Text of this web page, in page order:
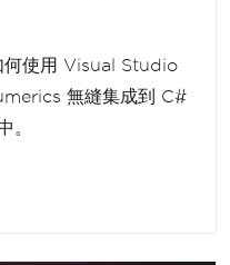
何使用 Visual Studio
無縫集成到 C#
。